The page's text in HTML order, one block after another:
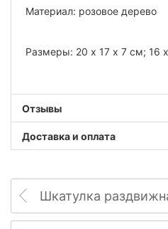
Материал: розовое дерево
Размеры: 20 х 17 х 7 см; 16
Отзывы
Доставка и оплата